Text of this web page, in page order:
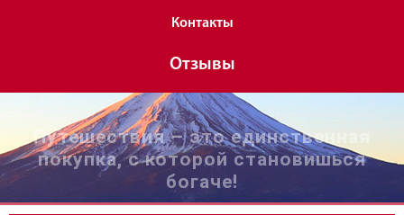
Контакты
Отзывы
Путешествия – это единственная
покупка, с которой становишься
богаче!